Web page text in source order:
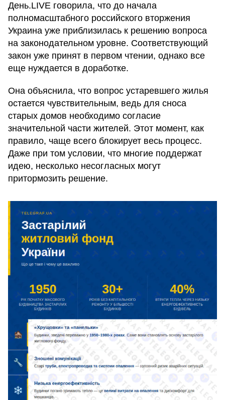
День.LIVE говорила, что до начала
полномасштабного российского вторжения
Украина уже приблизилась к решению вопроса
на законодательном уровне. Соответствующий
закон уже принят в первом чтении, однако все
еще нуждается в доработке.
Она объяснила, что вопрос устаревшего жилья
остается чувствительным, ведь для сноса
старых домов необходимо согласие
значительной части жителей. Этот момент, как
правило, чаще всего блокирует весь процесс.
Даже при том условии, что многие поддержат
идею, несколько несогласных могут
притормозить решение.